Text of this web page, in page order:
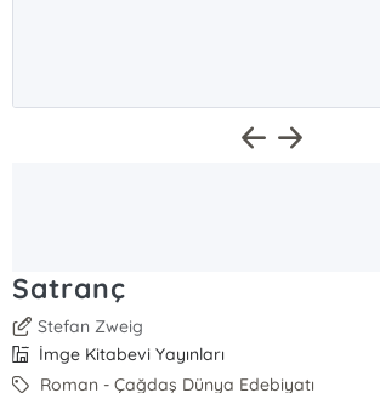
Satranç
Stefan Zweig
İmge Kitabevi Yayınları
Roman - Çağdaş Dünya Edebiyatı